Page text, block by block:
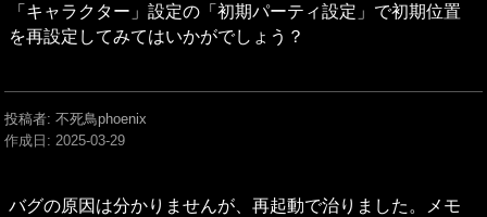
「キャラクター」設定の「初期パーティ設定」で初期位置
を再設定してみてはいかがでしょう？
投稿者: 不死鳥phoenix
作成日: 2025-03-29
バグの原因は分かりませんが、再起動で治りました。メモ